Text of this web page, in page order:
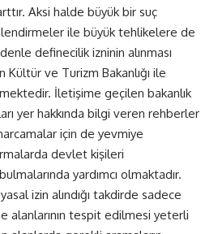
Aksi halde büyük bir suç
ile büyük tehlikelere de
definecilik izninin alınması
Kültür ve Turizm Bakanlığı ile
İletişime geçilen bakanlık
yer hakkında bilgi veren rehberler
için de yevmiye
devlet kişileri
yardımcı olmaktadır.
izin alındığı takdirde sadece
alanlarının tespit edilmesi yeterli